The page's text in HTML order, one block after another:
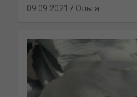
09.09.2021 Ольга